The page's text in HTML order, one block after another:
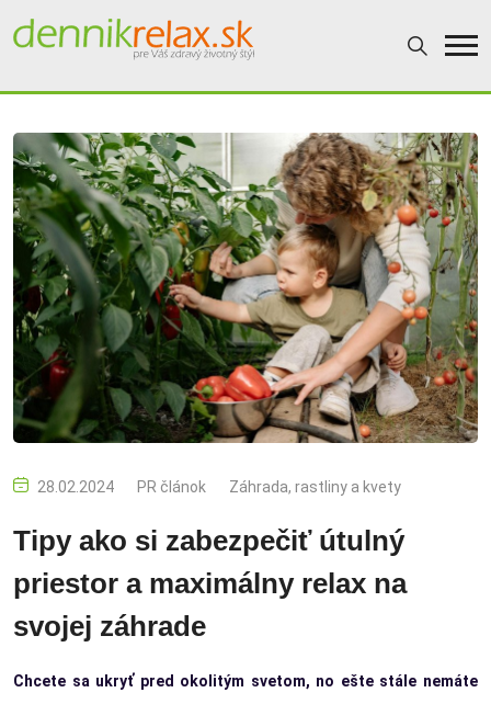
28.02.2024 PR článok Záhrada, rastliny a kvety
Tipy ako si zabezpečiť útulný
priestor a maximálny relax na
svojej záhrade
Chcete sa ukryť pred okolitým svetom, no ešte stále nemáte